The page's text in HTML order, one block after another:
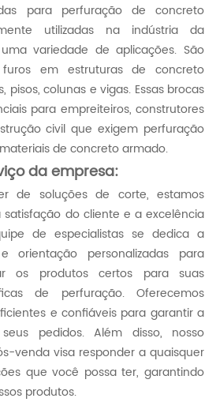
para perfuração de concreto
utilizadas na indústria da
variedade de aplicações. São
em estruturas de concreto
colunas e vigas. Essas brocas
para empreiteiros, construtores
civil que exigem perfuração
de concreto armado.
da empresa:
de soluções de corte, estamos
do cliente e a excelência
de especialistas se dedica a
orientação personalizadas para
os produtos certos para suas
de perfuração. Oferecemos
e confiáveis ​​para garantir a
pedidos. Além disso, nosso
venda visa responder a quaisquer
que você possa ter, garantindo
produtos.